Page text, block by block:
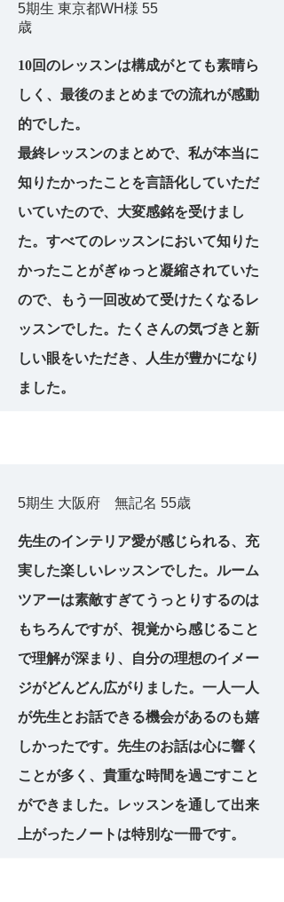
5期生 東京都WH様 55
歳
10回のレッスンは構成がとても素晴ら
しく、最後のまとめまでの流れが感動
的でした。
最終レッスンのまとめで、私が本当に
知りたかったことを言語化していただ
いていたので、大変感銘を受けまし
た。すべてのレッスンにおいて知りた
かったことがぎゅっと凝縮されていた
ので、もう一回改めて受けたくなるレ
ッスンでした。たくさんの気づきと新
しい眼をいただき、人生が豊かになり
ました。
5期生 大阪府 無記名 55歳
先生のインテリア愛が感じられる、充
実した楽しいレッスンでした。ルーム
ツアーは素敵すぎてうっとりするのは
もちろんですが、視覚から感じること
で理解が深まり、自分の理想のイメー
ジがどんどん広がりました。一人一人
が先生とお話できる機会があるのも嬉
しかったです。先生のお話は心に響く
ことが多く、貴重な時間を過ごすこと
ができました。レッスンを通して出来
上がったノートは特別な一冊です。